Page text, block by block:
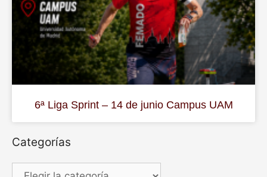
6ª Liga Sprint – 14 de junio Campus UAM
Categorías